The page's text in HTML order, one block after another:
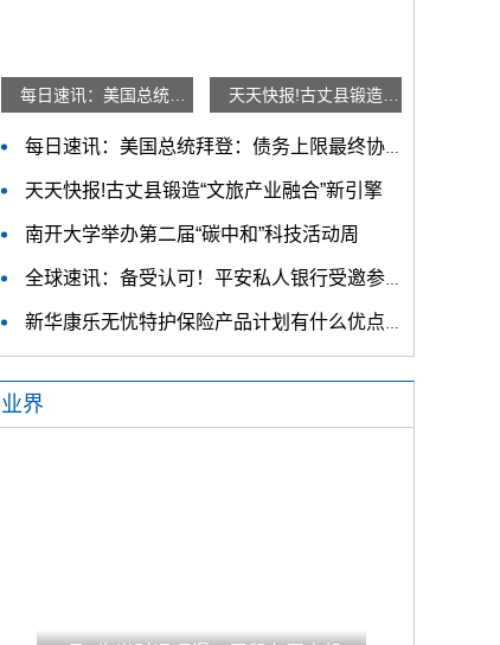
天天快报!古丈县锻造“文旅产业融合”新引擎
每日速讯：美国总统拜登：债务上限最终协议已提交国会
天天快报!古丈县锻造“文旅产业融合”新引擎
南开大学举办第二届“碳中和”科技活动周
全球速讯：备受认可！平安私人银行受邀参加中国互联网公益峰会，摘得创新案例
新华康乐无忧特护保险产品计划有什么优点?靠谱吗?
业界